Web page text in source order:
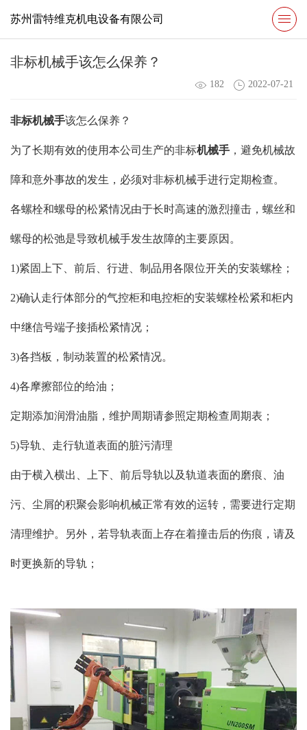
苏州雷特维克机电设备有限公司
非标机械手该怎么保养？
182 2022-07-21
非标机械手该怎么保养？
为了长期有效的使用本公司生产的非标机械手 ，避免机械故
障和意外事故的发生，必须对非标机械手进行定期检查。
各螺栓和螺母的松紧情况由于长时高速的激烈撞击，螺丝和
螺母的松弛是导致机械手发生故障的主要原因。
1)紧固上下、前后、行进、制品用各限位开关的安装螺栓；
2)确认走行体部分的气控柜和电控柜的安装螺栓松紧和柜内
中继信号端子接插松紧情况；
3)各挡板，制动装置的松紧情况。
4)各摩擦部位的给油；
定期添加润滑油脂，维护周期请参照定期检查周期表；
5)导轨、走行轨道表面的脏污清理
由于横入横出、上下、前后导轨以及轨道表面的磨痕、油
污、尘屑的积聚会影响机械正常有效的运转，需要进行定期
清理维护。另外，若导轨表面上存在着撞击后的伤痕，请及
时更换新的导轨；